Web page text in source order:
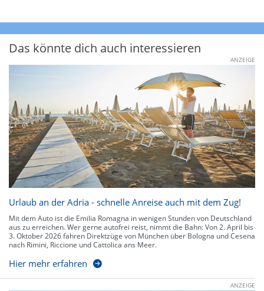
Das könnte dich auch interessieren
ANZEIGE
Urlaub an der Adria - schnelle Anreise auch mit dem Zug!
Mit dem Auto ist die Emilia Romagna in wenigen Stunden von Deutschland
aus zu erreichen. Wer gerne autofrei reist, nimmt die Bahn: Von 2. April bis
3. Oktober 2026 fahren Direktzüge von München über Bologna und Cesena
nach Rimini, Riccione und Cattolica ans Meer.
Hier mehr erfahren
ANZEIGE